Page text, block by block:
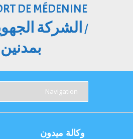
DE MÉDENINE
/ الشركة
بمدنين
وكالة ميدون